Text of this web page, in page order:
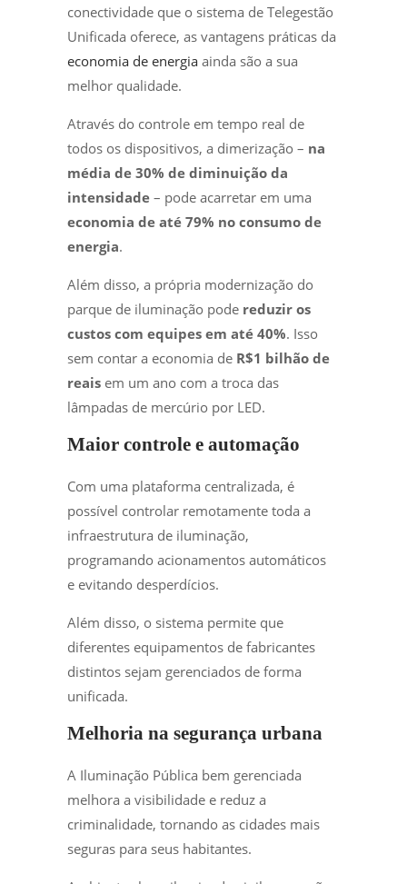
conectividade que o sistema de Telegestão
Unificada oferece, as vantagens práticas da
economia de energia ainda são a sua
melhor qualidade.
Através do controle em tempo real de
todos os dispositivos, a dimerização – na
média de 30% de diminuição da
intensidade – pode acarretar em uma
economia de até 79% no consumo de
energia.
Além disso, a própria modernização do
parque de iluminação pode reduzir os
custos com equipes em até 40%. Isso
sem contar a economia de R$1 bilhão de
reais em um ano com a troca das
lâmpadas de mercúrio por LED.
Maior controle e automação
Com uma plataforma centralizada, é
possível controlar remotamente toda a
infraestrutura de iluminação,
programando acionamentos automáticos
e evitando desperdícios.
Além disso, o sistema permite que
diferentes equipamentos de fabricantes
distintos sejam gerenciados de forma
unificada.
Melhoria na segurança urbana
A Iluminação Pública bem gerenciada
melhora a visibilidade e reduz a
criminalidade, tornando as cidades mais
seguras para seus habitantes.